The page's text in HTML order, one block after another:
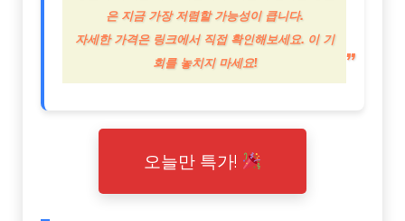
은 지금 가장 저렴할 가능성이 큽니다.
자세한 가격은 링크에서 직접 확인해보세요. 이 기
회를 놓치지 마세요!
오늘만 특가!